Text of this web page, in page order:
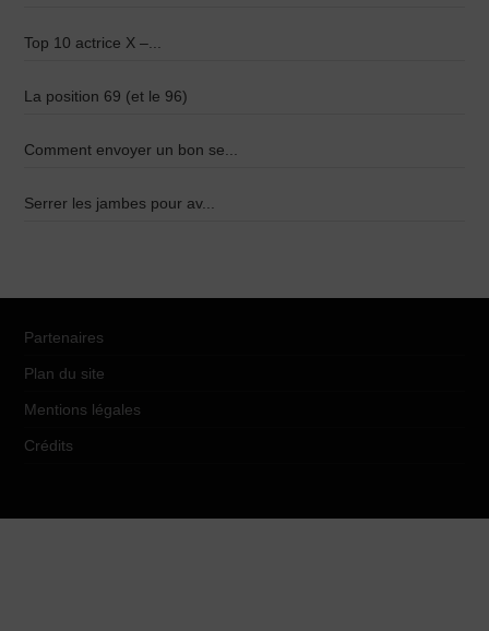
Top 10 actrice X –...
La position 69 (et le 96)
Comment envoyer un bon se...
Serrer les jambes pour av...
Partenaires
Plan du site
Mentions légales
Crédits